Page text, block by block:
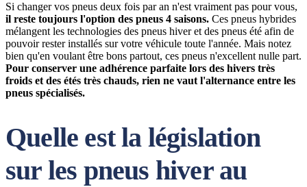
Si changer vos pneus deux fois par an n'est vraiment pas pour vous,
il reste toujours l'option des pneus 4 saisons. Ces pneus hybrides
mélangent les technologies des pneus hiver et des pneus été afin de
pouvoir rester installés sur votre véhicule toute l'année. Mais notez
bien qu'en voulant être bons partout, ces pneus n'excellent nulle part.
Pour conserver une adhérence parfaite lors des hivers très
froids et des étés très chauds, rien ne vaut l'alternance entre les
pneus spécialisés.
Quelle est la législation
sur les pneus hiver au